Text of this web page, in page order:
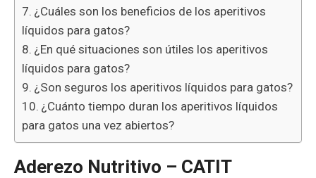
¿Cuáles son los beneficios de los aperitivos
líquidos para gatos?
¿En qué situaciones son útiles los aperitivos
líquidos para gatos?
¿Son seguros los aperitivos líquidos para gatos?
¿Cuánto tiempo duran los aperitivos líquidos
para gatos una vez abiertos?
Aderezo Nutritivo – CATIT